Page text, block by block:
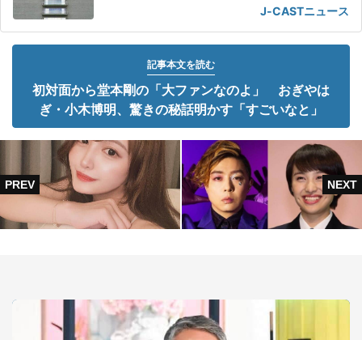
J-CASTニュース
記事本文を読む
初対面から堂本剛の「大ファンなのよ」 おぎやは
ぎ・小木博明、驚きの秘話明かす「すごいなと」